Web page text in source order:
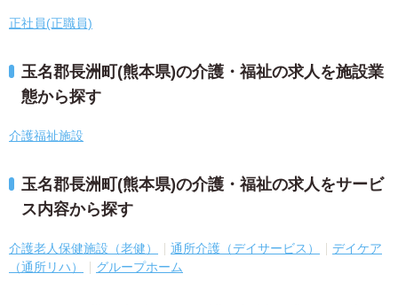
正社員(正職員)
玉名郡長洲町(熊本県)の介護・福祉の求人を施設業
態から探す
介護福祉施設
玉名郡長洲町(熊本県)の介護・福祉の求人をサービ
ス内容から探す
介護老人保健施設（老健） 通所介護（デイサービス）
デイケア
（通所リハ）
グループホーム